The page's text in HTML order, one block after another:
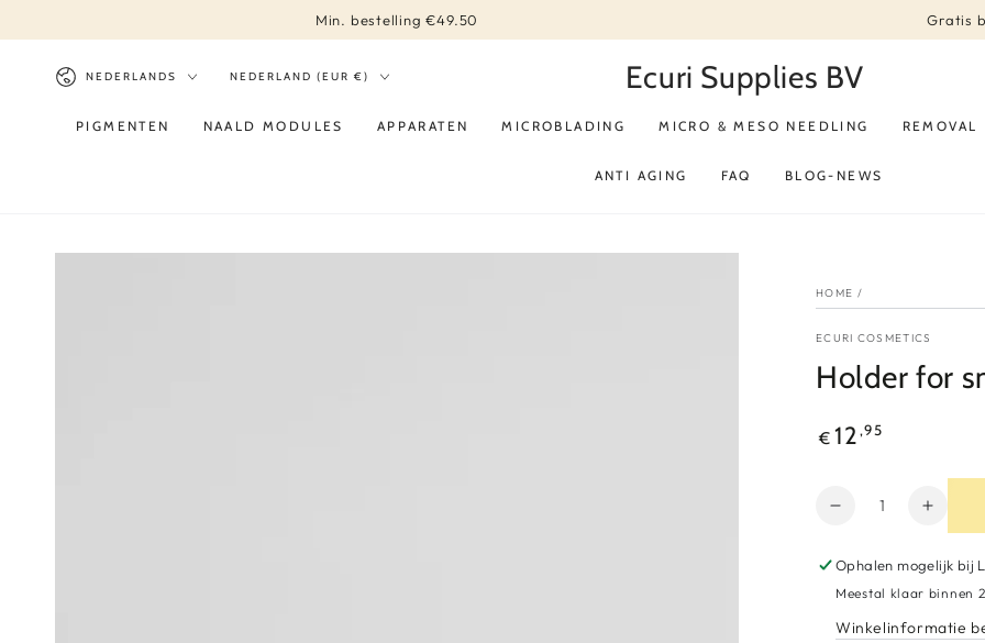
Min. bestelling €49.50 Gratis
TaalNEDERLANDS Land/regio
NEDERLAND (EUR €) Ecuri Supplies BV
PIGMENTEN NAALD MODULES APPARATEN MICROBLADING MICRO & MESO NEEDLING REMOVAL
ANTI AGING FAQ BLOG-NEWS
HOME /
ECURI COSMETICS
Holder for
Reguliere
€ 12 ,95
Hoeveelheid
Aantal
voor
Holder
small
het
aantal
voor
for
Ophalen mogelijk bij
Meestal klaar binnen
Winkelinformatie